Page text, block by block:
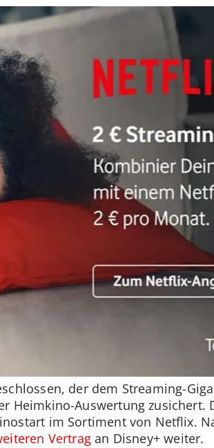
der dem Streaming-
Heimkino-Auswertung zusichert.
im Sortiment von Netflix.
Vertrag an Disney+ weiter.